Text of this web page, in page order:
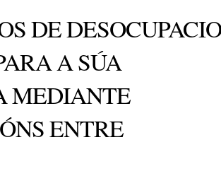
DE
A SÚA
MEDIANTE
ENTRE